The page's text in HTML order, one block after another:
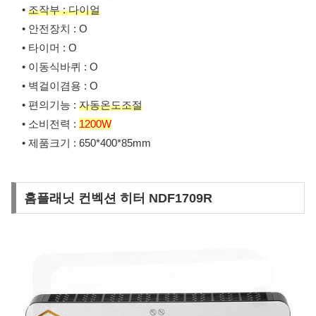
• 조작부 : 다이얼
• 안전장치 : O
• 타이머 : O
• 이동식바퀴 : O
• 벽걸이겸용 : O
• 편의기능 : 자동온도조절
• 소비전력 : 1200W
• 제품크기 : 650*400*85mm
홈플래닛 컨벡션 히터 NDF1709R